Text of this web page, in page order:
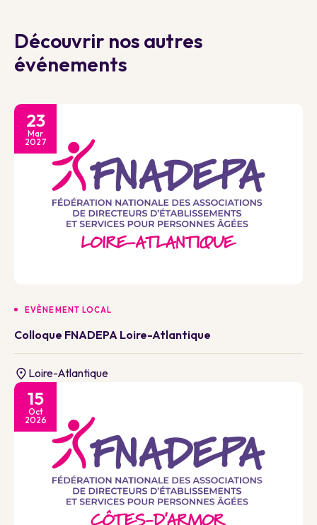
Découvrir nos autres
événements
23
Mar
2027
EVÈNEMENT LOCAL
Colloque FNADEPA Loire-Atlantique
Loire-Atlantique
15
Oct
2026